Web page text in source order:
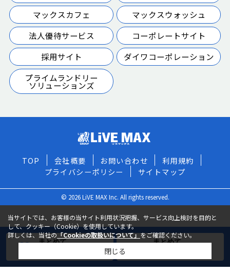
まとめて
まとめて
マックスカフェ
マックスウォッシュ
法人優待サービス
コーポレートサイト
採用サイト
ダイワコーポレーション
プライムランドリー
ソリューションズ
TOP 会社概要 お問い合わせ
利用規約
プライバシーポリシー
サイトマップ
© 2026 LiVE MAX Inc. All rights reserved.
当サイトでは、お客様の当サイト利用状況把握、サービス向上検討を目的と
して、クッキー（Cookie）を使用しています。
詳しくは、当社の「Cookieの取扱いについて」をご確認ください。
閉じる